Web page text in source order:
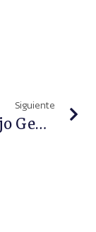
Siguiente
El Consejo General Reclama A Sanidad Que Complete Con Urgencia La Inmunización Del Personal De Farmacias